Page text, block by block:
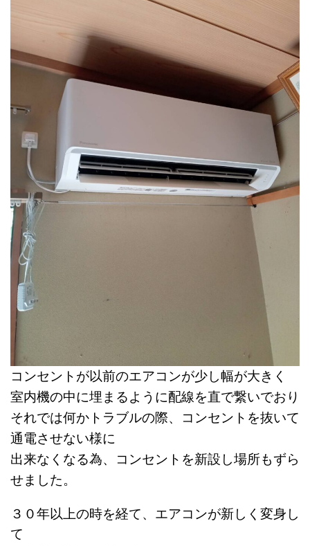
コンセントが以前のエアコンが少し幅が大きく
室内機の中に埋まるように配線を直で繋いでおり
それでは何かトラブルの際、コンセントを抜いて
通電させない様に
出来なくなる為、コンセントを新設し場所もずら
せました。
３０年以上の時を経て、エアコンが新しく変身し
て